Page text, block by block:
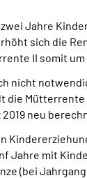
Jahre
sich die
II somit
nicht
die
neu
Jahre mit
(bei